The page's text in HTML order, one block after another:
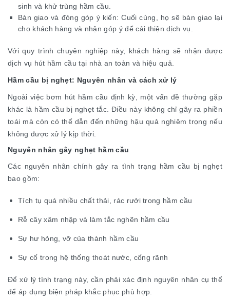
sinh và khử trùng hầm cầu.
Bàn giao và đóng góp ý kiến: Cuối cùng, họ sẽ bàn giao lại
cho khách hàng và nhận góp ý để cải thiện dịch vụ.
Với quy trình chuyên nghiệp này, khách hàng sẽ nhận được
dịch vụ hút hầm cầu tại nhà an toàn và hiệu quả.
Hầm cầu bị nghẹt: Nguyên nhân và cách xử lý
Ngoài việc bơm hút hầm cầu định kỳ, một vấn đề thường gặp
khác là hầm cầu bị nghẹt tắc. Điều này không chỉ gây ra phiền
toái mà còn có thể dẫn đến những hậu quả nghiêm trọng nếu
không được xử lý kịp thời.
Nguyên nhân gây nghẹt hầm cầu
Các nguyên nhân chính gây ra tình trạng hầm cầu bị nghẹt
bao gồm:
Tích tụ quá nhiều chất thải, rác rưởi trong hầm cầu
Rễ cây xâm nhập và làm tắc nghẽn hầm cầu
Sự hư hỏng, vỡ của thành hầm cầu
Sự cố trong hệ thống thoát nước, cống rãnh
Để xử lý tình trạng này, cần phải xác định nguyên nhân cụ thể
để áp dụng biện pháp khắc phục phù hợp.